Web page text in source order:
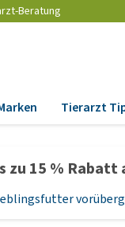
Beratung
Trockenfutter
Nassfutter
Zeckenschutz und
Flohmittel
Tierarzt
zu 15 %